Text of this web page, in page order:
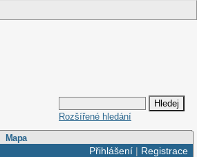
Rozšířené hledání
Mapa
Přihlášení| Registrace